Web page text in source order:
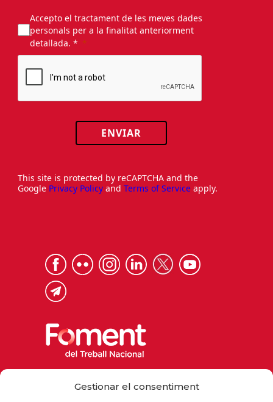
Gestionar el consentiment
Accepto el tractament de les meves dades
personals per a la finalitat anteriorment
detallada. *
ENVIAR
This site is protected by reCAPTCHA and the
Google Privacy Policy and Terms of Service apply.